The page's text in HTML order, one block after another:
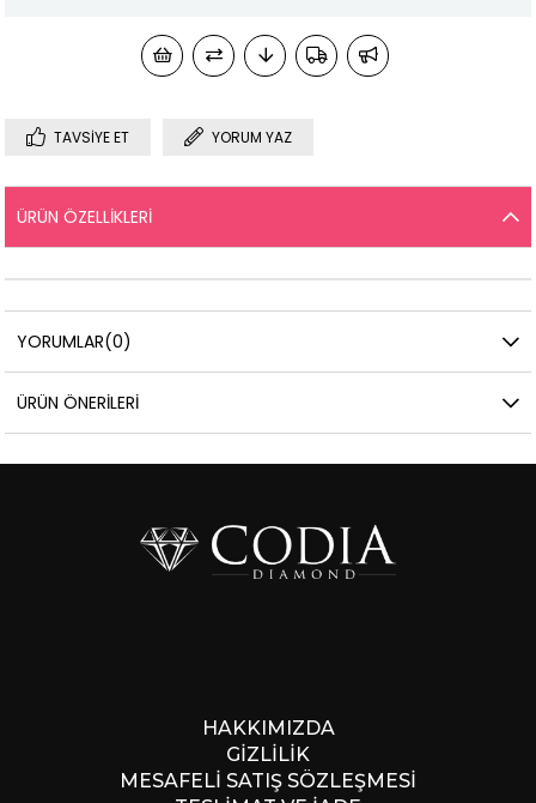
TAVSIYE ET YORUM YAZ
ÜRÜN ÖZELLIKLERI
YORUMLAR(0)
ÜRÜN ÖNERILERI
HAKKIMIZDA
GİZLİLİK
MESAFELİ SATIŞ SÖZLEŞMESİ